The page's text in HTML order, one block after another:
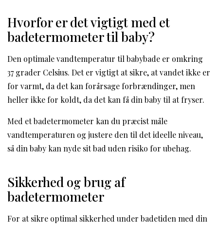
Hvorfor er det vigtigt med et
badetermometer til baby?
Den optimale vandtemperatur til babybade er omkring
37 grader Celsius. Det er vigtigt at sikre, at vandet ikke er
for varmt, da det kan forårsage forbrændinger, men
heller ikke for koldt, da det kan få din baby til at fryser.
Med et badetermometer kan du præcist måle
vandtemperaturen og justere den til det ideelle niveau,
så din baby kan nyde sit bad uden risiko for ubehag.
Sikkerhed og brug af
badetermometer
For at sikre optimal sikkerhed under badetiden med din